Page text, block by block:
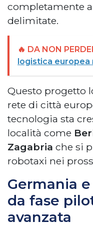
completamente
delimitate.
🔥 DA NON
logistica europea
Questo progetto
rete di città
tecnologia sta
località come
Zagabria che si
robotaxi nei
Germania
da fase
avanzata